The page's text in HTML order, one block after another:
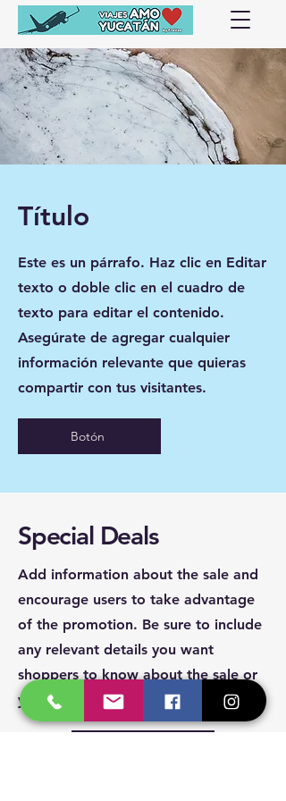
Título
Este es un párrafo. Haz clic en Editar
texto o doble clic en el cuadro de
texto para editar el contenido.
Asegúrate de agregar cualquier
información relevante que quieras
compartir con tus visitantes.
Botón
Special Deals
Add information about the sale and
encourage users to take advantage
of the promotion. Be sure to include
any relevant details you want
shoppers to know about the sale or
your store. Click to edit the text.